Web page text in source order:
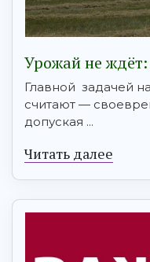
Урожай не
Главной задачей
считают —
допуская ...
Читать далее